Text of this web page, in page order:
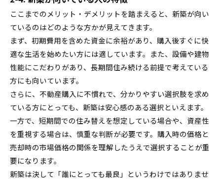
ここまでのメリット・デメリットを踏まえると、新築が向い
ているのはどのような方かが見えてきます。
まず、初期費用を含めた資金に余裕があり、購入後すぐに快
適な生活を始めたい方には適しています。また、設備や建物
性能にこだわりがあり、長期間住み続ける前提で考えている
方にも向いています。
さらに、不動産購入に不慣れで、分かりやすい選択肢を求め
ている方にとっても、新築は安心感のある選択といえます。
一方で、短期間での住み替えを想定している場合や、資産性
を重視する場合は、慎重な判断が必要です。購入時の価格と
売却時の市場価格の関係を理解したうえで選択することが重
要になります。
新築は決して「誰にとっても最良」というわけではありませ